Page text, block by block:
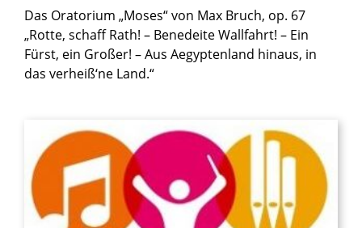
Das Oratorium „Moses“ von Max Bruch, op. 67
„Rotte, schaff Rath! – Benedeite Wallfahrt! – Ein
Fürst, ein Großer! – Aus Aegyptenland hinaus, in
das verheiß‘ne Land.“